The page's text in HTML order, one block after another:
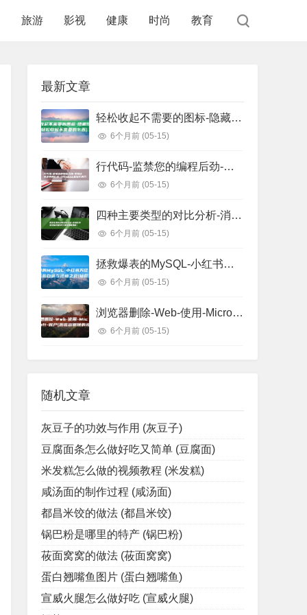
旅游 影视 健康 时尚 教育
最新文章
轻松收起不需要的图标-隐藏任务栏图标 (轻松收起不需要的东西)
6个月前 (05-15)
行代码-监禁您的编程后劲-把握这些正则表白式-少写1000 (监狱代码几位数)
6个月前 (05-15)
四种主要类型的对比分析-消息队列选型指南 (四种主要类型信用证)
6个月前 (05-15)
拯救爆表的MySQL-小红书万亿级存储系统自研与迁移之路 (拯救爆戾男主)
6个月前 (05-15)
浏览器删除-Web-使用-Microsoft-账户 (浏览器删除的视频怎么找回)
6个月前 (05-15)
随机文章
灰豆子的功效与作用 (灰豆子)
豆腐面条怎么做好吃又简单 (豆腐面)
米发糕怎么做的视频教程 (米发糕)
咸汤面的制作过程 (咸汤面)
都昌米饺的做法 (都昌米饺)
锅巴粉是哪里的特产 (锅巴粉)
莜面窝窝的做法 (莜面窝窝)
蛋白翘嘴鱼图片 (蛋白翘嘴鱼)
宣威火腿怎么做好吃 (宣威火腿)